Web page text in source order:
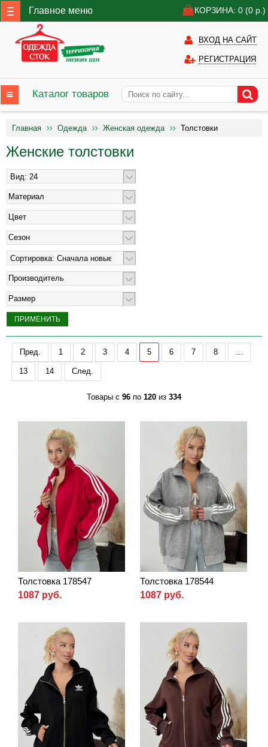
Главное меню КОРЗИНА: 0 (0 р.)
ВХОД НА САЙТ
РЕГИСТРАЦИЯ
Каталог товаров
Главная Одежда Женская одежда Толстовки
Женские толстовки
Материал
Цвет
Сезон
Производитель
Размер
Пред. 1 2 3 4 5 6 7 8 ...
13 14 След.
Товары с 96 по 120 из 334
Толстовка 178547
1087 руб.
Толстовка 178544
1087 руб.